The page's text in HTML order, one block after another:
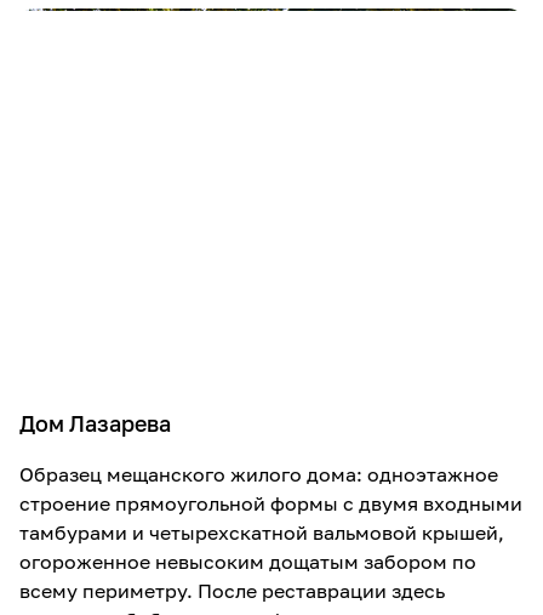
Дом Лазарева
Образец мещанского жилого дома: одноэтажное
строение прямоугольной формы с двумя входными
тамбурами и четырехскатной вальмовой крышей,
огороженное невысоким дощатым забором по
всему периметру. После реставрации здесь